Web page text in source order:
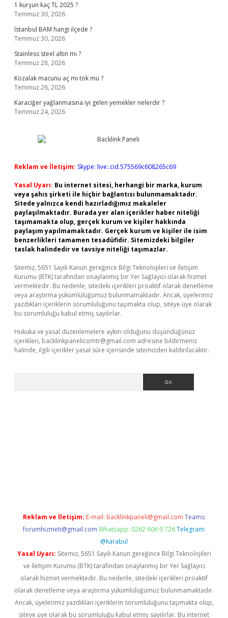
1 kurşun kaç TL 2025 ?
Temmuz 30, 2026
İstanbul BAM hangi ilçede ?
Temmuz 30, 2026
Stainless steel altın mı ?
Temmuz 28, 2026
Kozalak macunu aç mı tok mu ?
Temmuz 26, 2026
Karaciğer yağlanmasına iyi gelen yemekler nelerdir ?
Temmuz 24, 2026
Reklam ve İletişim: Skype: live:.cid.575569c608265c69
Yasal Uyarı: Bu internet sitesi, herhangi bir marka, kurum
veya şahıs şirketi ile hiçbir bağlantısı bulunmamaktadır.
Sitede yalnızca kendi hazırladığımız makaleler
paylaşılmaktadır. Burada yer alan içerikler haber niteliği
taşımamakta olup, gerçek kurum ve kişiler hakkında
paylaşım yapılmamaktadır. Gerçek kurum ve kişiler ile isim
benzerlikleri tamamen tesadüfidir. Sitemizdeki bilgiler
taslak halindedir ve tavsiye niteliği taşımazlar.
Sitemiz, 5651 Sayılı Kanun gereğince Bilgi Teknolojileri ve İletişim
Kurumu (BTK) tarafından onaylanmış bir Yer Sağlayıcı olarak hizmet
vermektedir. Bu nedenle, sitedeki içerikleri proaktif olarak denetleme
veya araştırma yükümlülüğümüz bulunmamaktadır. Ancak, üyelerimiz
yazdıkları içeriklerin sorumluluğunu taşımakta olup, siteye üye olarak
bu sorumluluğu kabul etmiş sayılırlar.
Hukuka ve yasal düzenlemelere aykırı olduğunu düşündüğünüz
içerikleri, backlinkpanelicomtr@gmail.com adresine bildirmeniz
halinde, ilgili içerikler yasal süre içerisinde sitemizden kaldırılacaktır.
Reklam ve İletişim: E-mail: backlinkpaneli@gmail.com Teams:
forumhizmeti@gmail.com Whatsapp: 0262 606 0 726 Telegram:
@karabul
Yasal Uyarı: Sitemiz, 5651 Sayılı Kanun gereğince Bilgi Teknolojileri
ve İletişim Kurumu (BTK) tarafından onaylanmış bir Yer Sağlayıcı
olarak hizmet vermektedir. Bu nedenle, sitedeki içerikleri proaktif
olarak denetleme veya araştırma yükümlülüğümüz bulunmamaktadır.
Ancak, üyelerimiz yazdıkları içeriklerin sorumluluğunu taşımakta olup,
siteye üye olarak bu sorumluluğu kabul etmiş sayılırlar. Bu internet